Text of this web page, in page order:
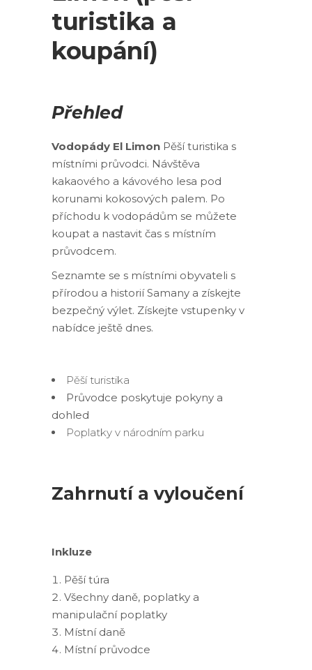
turistika a
koupání)
Přehled
Vodopády El Limon Pěší turistika s
místními průvodci. Návštěva
kakaového a kávového lesa pod
korunami kokosových palem. Po
příchodu k vodopádům se můžete
koupat a nastavit čas s místním
průvodcem.
Seznamte se s místními obyvateli s
přírodou a historií Samany a získejte
bezpečný výlet. Získejte vstupenky v
nabídce ještě dnes.
Pěší turistika
Průvodce poskytuje pokyny a
dohled
Poplatky v národním parku
Zahrnutí a vyloučení
Inkluze
Pěší túra
Všechny daně, poplatky a
manipulační poplatky
Místní daně
Místní průvodce